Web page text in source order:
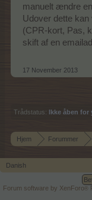
manuelt ændre
Udover dette
(CPR-kort, Pas,
skift af en
17 November 2013
Trådstatus: Ikke åben for
Hjem Forummer
Danish
Forum software by XenForo ®